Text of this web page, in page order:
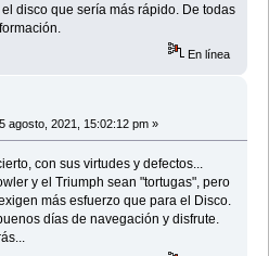
disco que sería más rápido. De todas
En línea
agosto, 2021, 15:02:12 pm »
con sus virtudes y defectos...
y el Triumph sean "tortugas", pero
más esfuerzo que para el Disco.
días de navegación y disfrute.